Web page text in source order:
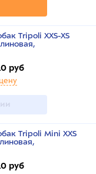
Tripoli XXS-XS
руб
Tripoli Mini XXS
руб